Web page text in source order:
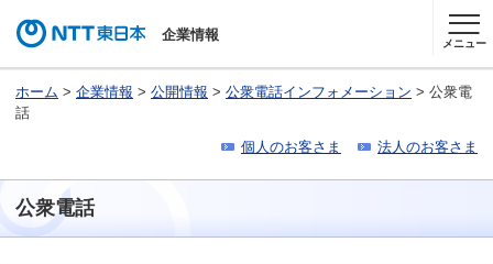
企業情報
メニュー
ホーム > 企業情報 > 公開情報 > 公衆電話インフォメーション > 公衆電
話
個人のお客さま 法人のお客さま
公衆電話